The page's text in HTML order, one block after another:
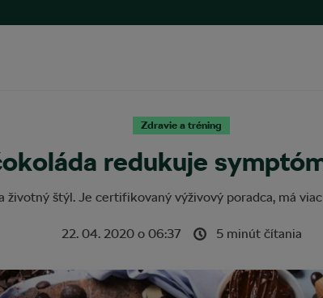
Zdravie a tréning
redukuje
štýl. Je certifikovaný výživový poradca, má
22. 04. 2020o 06:37 5 minút čítania